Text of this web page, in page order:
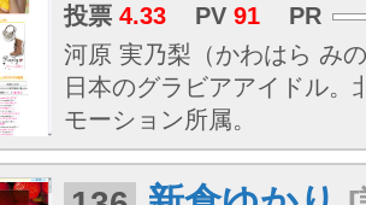
投票 4.33 PV 91
PR
河原 実乃梨（かわはら み
日本のグラビアアイドル。
モーション所属。